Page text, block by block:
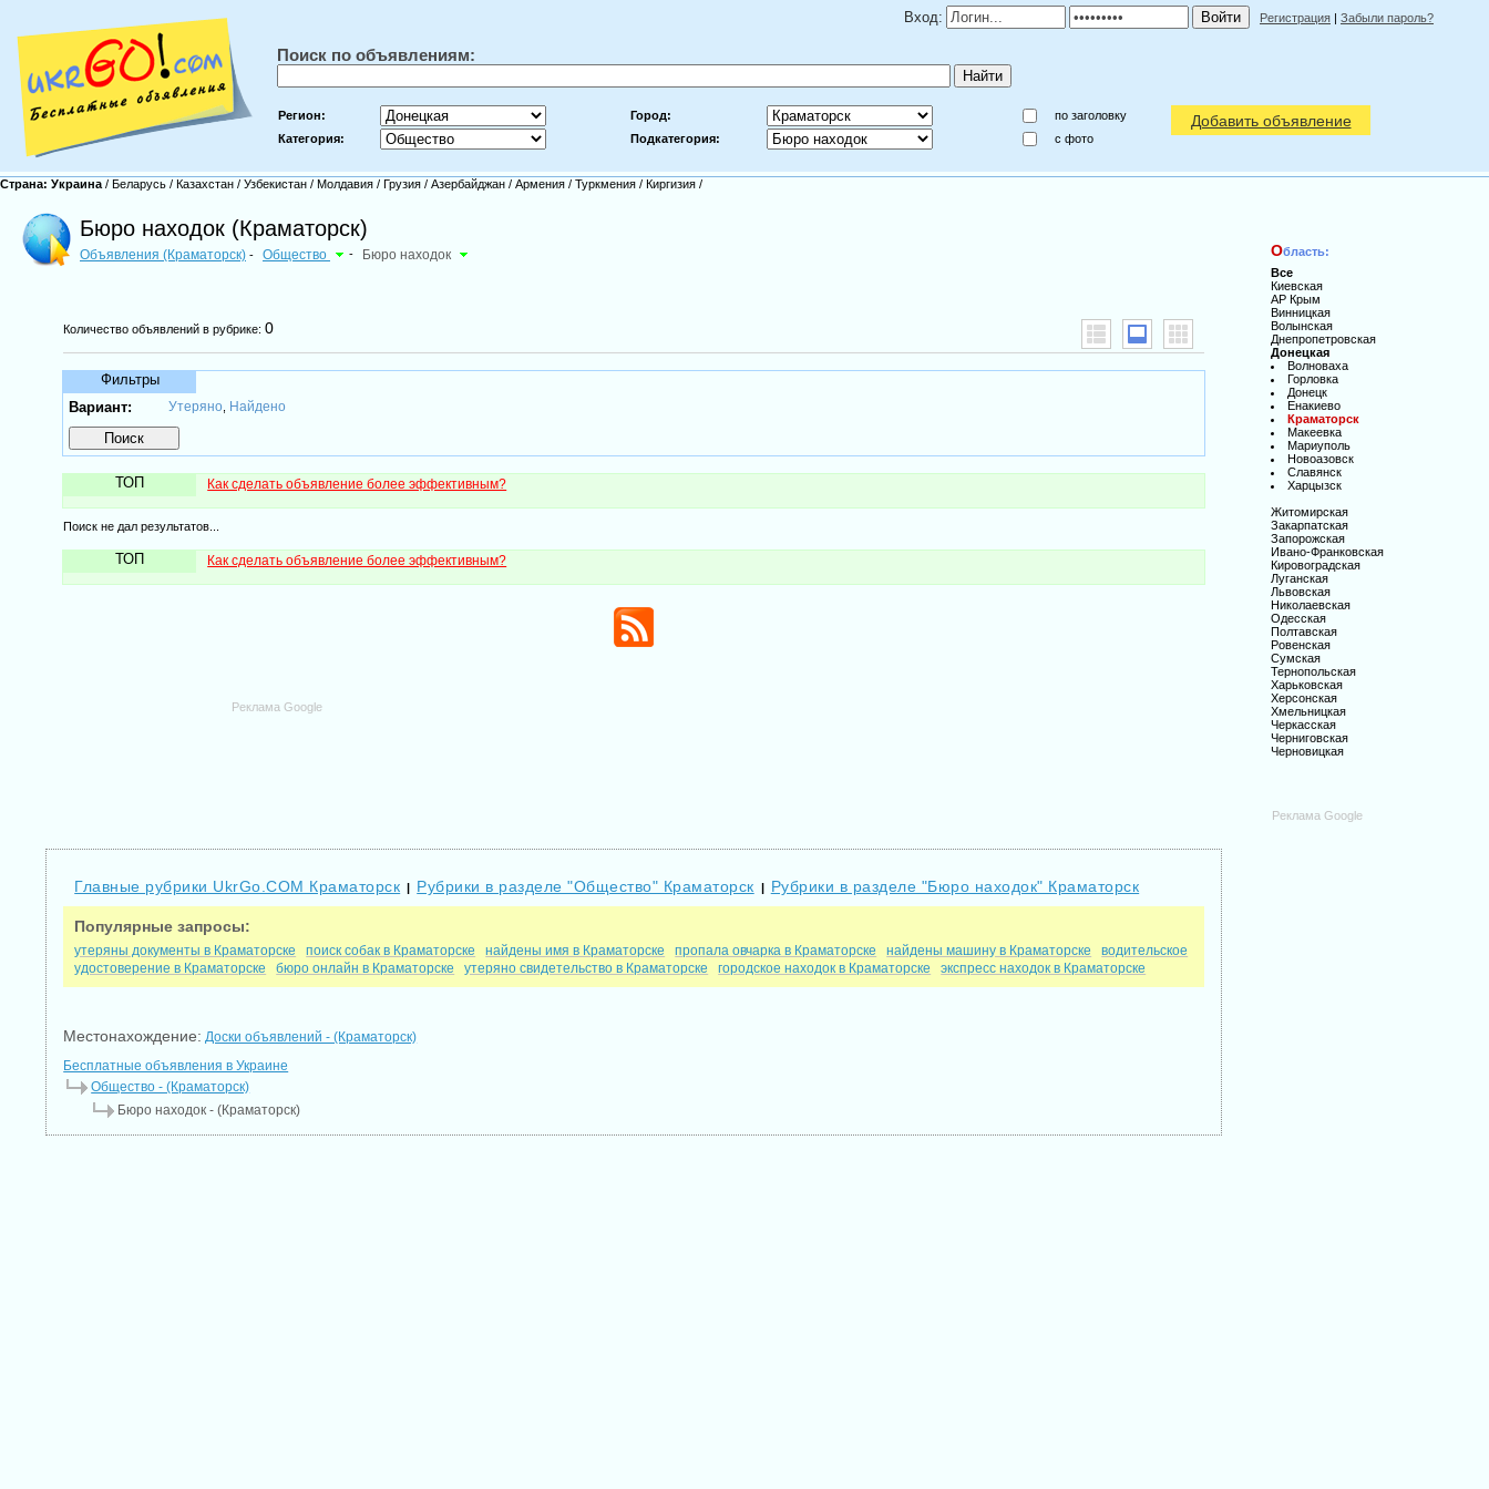
Вход: Регистрация | Забыли пароль?
Поиск по объявлениям:
Регион: Город:
по заголовку
Категория:
Подкатегория: c фото
Добавить объявление
Страна: Украина / Беларусь / Казахстан / Узбекистан / Молдавия / Грузия / Азербайджан / Армения / Туркмения / Киргизия /
Бюро находок (Краматорск)
Объявления (Краматорск) - Общество - Бюро находок
Количество объявлений в рубрике:0
Фильтры
Вариант:
Утеряно Найдено
ТОП Как сделать объявление более эффективным?
Поиск не дал результатов...
ТОП Как сделать объявление более эффективным?
Реклама Google
Главные рубрики UkrGo.COM Краматорск | Рубрики в разделе "Общество" Краматорск | Рубрики в разделе "Бюро находок" Краматорск
Популярные запросы:
утеряны документы в Краматорске поиск собак в Краматорске найдены имя в Краматорске пропала овчарка в Краматорске найдены машину в Краматорске
водительское
удостоверение в Краматорске
бюро онлайн в Краматорске утеряно свидетельство в Краматорске городское находок в Краматорске экспресс находок в Краматорске
Местонахождение: Доски объявлений - (Краматорск)
Бесплатные объявления в Украине
Общество - (Краматорск)
Бюро находок - (Краматорск)
Область:
Все
Киевская
АР Крым
Винницкая
Волынская
Днепропетровская
Донецкая
Волноваха
Горловка
Донецк
Енакиево
Краматорск
Макеевка
Мариуполь
Новоазовск
Славянск
Харцызск
Житомирская
Закарпатская
Запорожская
Ивано-Франковская
Кировоградская
Луганская
Львовская
Николаевская
Одесская
Полтавская
Ровенская
Сумская
Тернопольская
Харьковская
Херсонская
Хмельницкая
Черкасская
Черниговская
Черновицкая
Реклама Google